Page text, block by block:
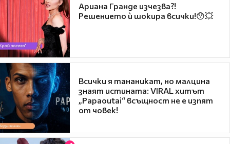
Ариана Гранде изчезва?!
Решението ѝ шокира всички!😯💥
Всички я тананикат, но малцина
знаят истината: VIRAL хитът
„Papaoutai“ всъщност не е изпят
от човек!